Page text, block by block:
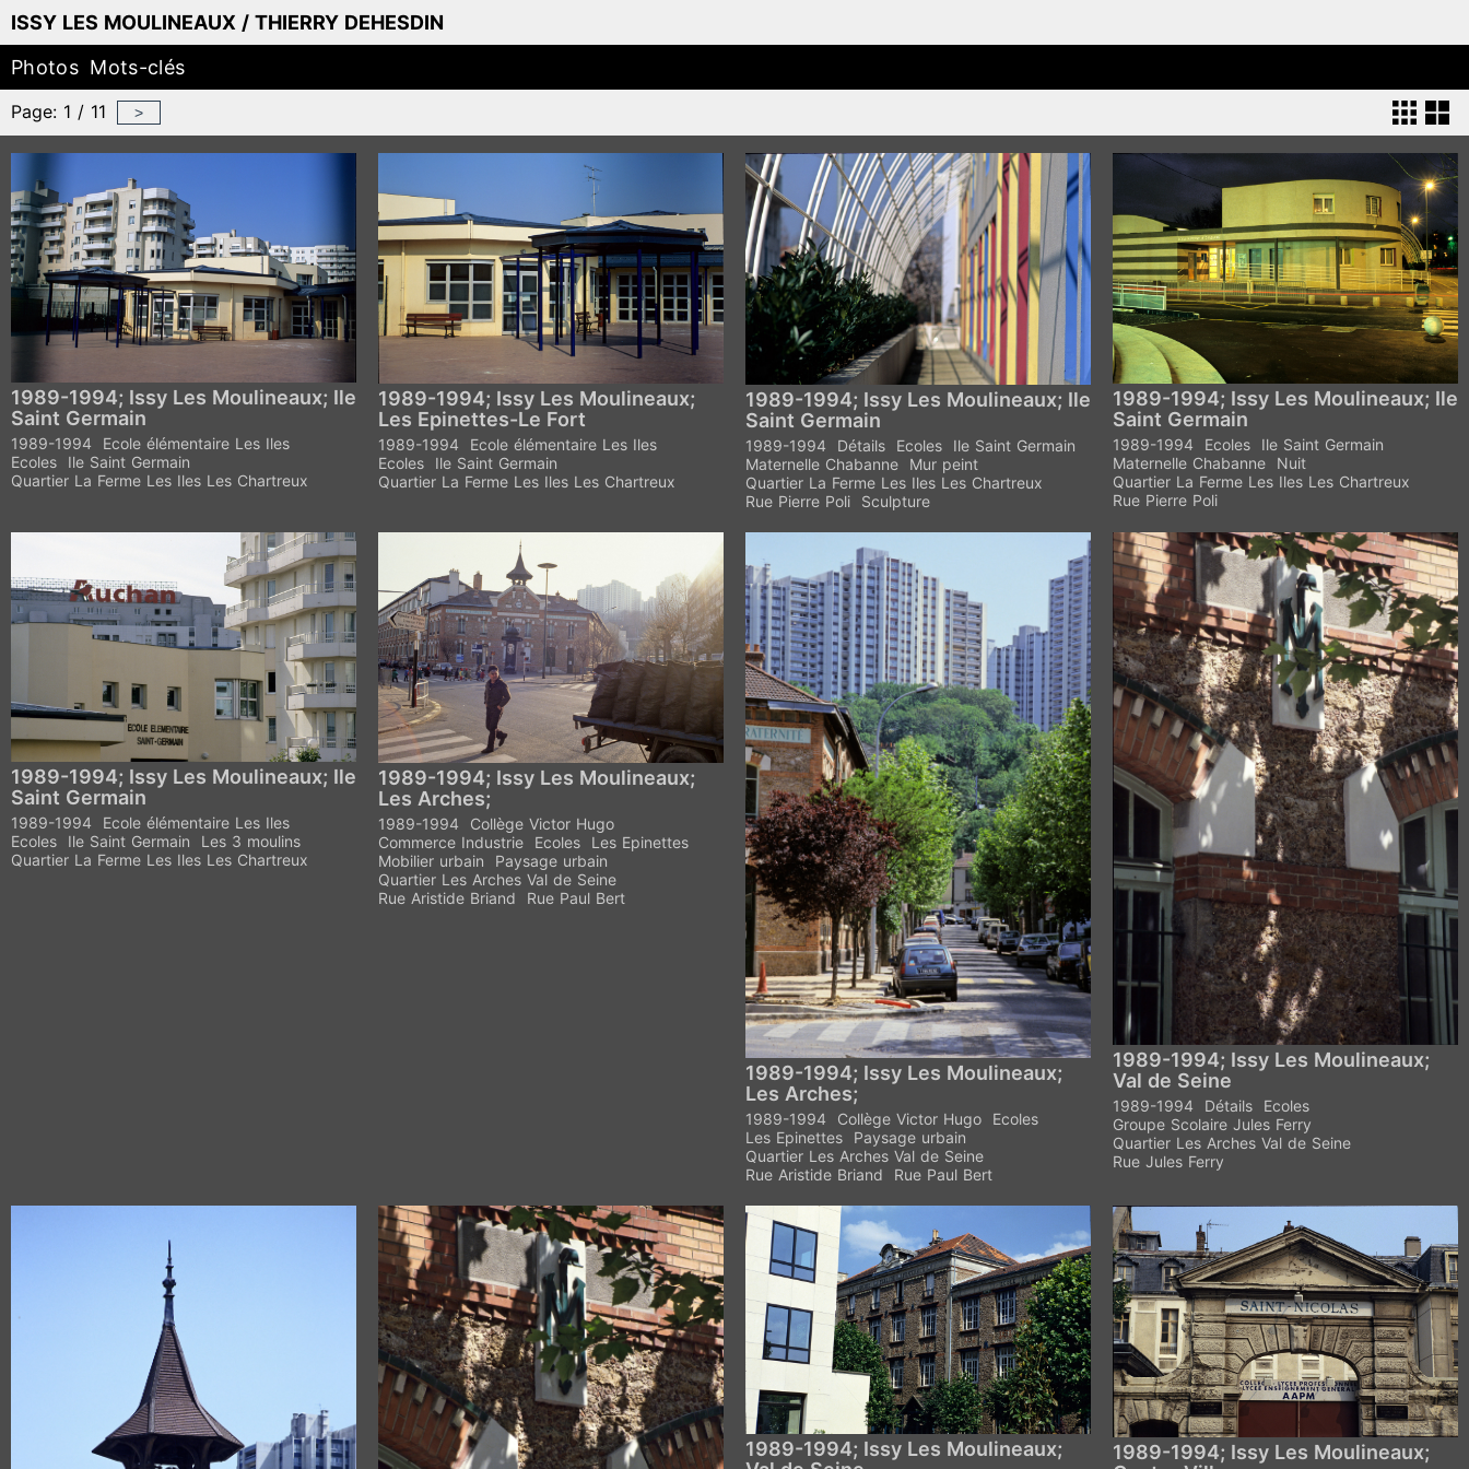
ISSY LES MOULINEAUX / THIERRY DEHESDIN
Photos Mots-clés
Page: 1 / 11 >
1989-1994; Issy Les Moulineaux; Ile
Saint Germain
1989-1994
Ecole élémentaire Les Iles
Ecoles
Ile Saint Germain
Quartier La Ferme Les Iles Les Chartreux
1989-1994; Issy Les Moulineaux;
Les Epinettes-Le Fort
1989-1994
Ecole élémentaire Les Iles
Ecoles
Ile Saint Germain
Quartier La Ferme Les Iles Les Chartreux
1989-1994; Issy Les Moulineaux; Ile
Saint Germain
1989-1994 Détails Ecoles
Ile Saint Germain
Maternelle Chabanne
Mur peint
Quartier La Ferme Les Iles Les Chartreux
Rue Pierre Poli
Sculpture
1989-1994; Issy Les Moulineaux; Ile
Saint Germain
1989-1994 Ecoles
Ile Saint Germain
Maternelle Chabanne
Nuit
Quartier La Ferme Les Iles Les Chartreux
Rue Pierre Poli
1989-1994; Issy Les Moulineaux; Ile
Saint Germain
1989-1994
Ecole élémentaire Les Iles
Ecoles
Ile Saint Germain
Les 3 moulins
Quartier La Ferme Les Iles Les Chartreux
1989-1994; Issy Les Moulineaux;
Les Arches;
1989-1994
Collège Victor Hugo
Commerce Industrie
Ecoles
Les Epinettes
Mobilier urbain
Paysage urbain
Quartier Les Arches Val de Seine
Rue Aristide Briand
Rue Paul Bert
1989-1994; Issy Les Moulineaux;
Les Arches;
1989-1994 Collège Victor Hugo
Ecoles
Les Epinettes
Paysage urbain
Quartier Les Arches Val de Seine
Rue Aristide Briand
Rue Paul Bert
1989-1994; Issy Les Moulineaux;
Val de Seine
1989-1994 Détails
Ecoles
Groupe Scolaire Jules Ferry
Quartier Les Arches Val de Seine
Rue Jules Ferry
1989-1994; Issy Les Moulineaux;
1989-1994; Issy Les Moulineaux;